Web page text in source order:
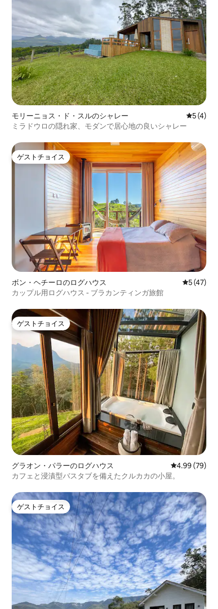
モリーニョス・ド・スルのシャレー レビュー
5 (4)
ミラドウロの隠れ家、モダンで居心地の良いシャレー
ゲストチョイス
ゲストチョイス
ボン・ヘチーロのログハウス レビュー
5 (47)
カップル用ログハウス - ブラカンティンガ旅館
ゲストチョイス
ゲストチョイス
グラオン・パラーのログハウス レビュー79
4.99 (79)
カフェと浸漬型バスタブを備えたクルカカの小屋。
ゲストチョイス
ゲストチョイス